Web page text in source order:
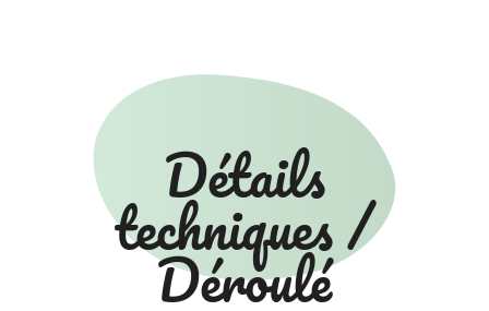
Détails
techniques /
Déroulé